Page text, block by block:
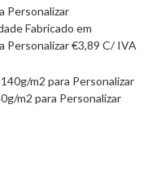
Fabricado em
Personalizar€3,89 C/ IVA
m2 para Personalizar